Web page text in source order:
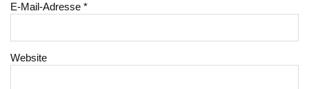
E-Mail-Adresse*
Website